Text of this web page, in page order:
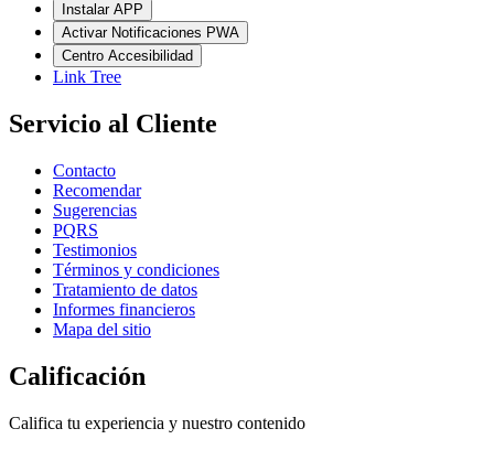
Instalar APP
Activar Notificaciones PWA
Centro Accesibilidad
Link Tree
Servicio al Cliente
Contacto
Recomendar
Sugerencias
PQRS
Testimonios
Términos y condiciones
Tratamiento de datos
Informes financieros
Mapa del sitio
Calificación
Califica tu experiencia y nuestro contenido